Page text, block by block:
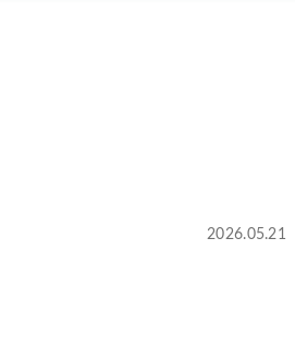
2026.05.21